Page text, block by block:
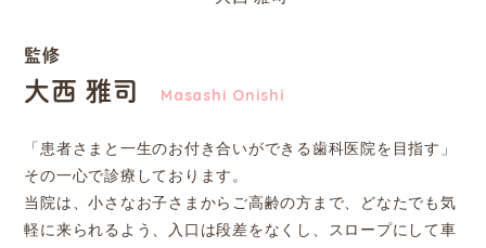
監修
大西 雅司 Masashi Onishi
「患者さまと一生のお付き合いができる歯科医院を目指す」
その一心で診療しております。
当院は、小さなお子さまからご高齢の方まで、どなたでも気
軽に来られるよう、入口は段差をなくし、スロープにして車